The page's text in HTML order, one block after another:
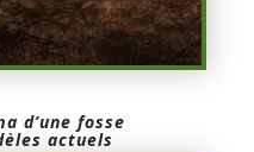
d’une fosse
actuels